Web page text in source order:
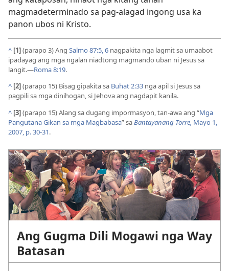
magmadeterminado sa pag-alagad ingong usa ka
panon ubos ni Kristo.
^ [1](parapo 3) Ang Salmo 87:5, 6 nagpakita nga lagmit sa umaabot
ipadayag ang mga ngalan niadtong magmando uban ni Jesus sa
langit.—Roma 8:19.
^ [2](parapo 15) Bisag gipakita sa Buhat 2:33 nga apil si Jesus sa
pagpili sa mga dinihogan, si Jehova ang nagdapit kanila.
^ [3](parapo 15) Alang sa dugang impormasyon, tan-awa ang “Mga
Pangutana Gikan sa mga Magbabasa” saBantayanang Torre, Mayo 1,
2007, p. 30-31.
Ang Gugma Dili Mogawi nga Way
Batasan